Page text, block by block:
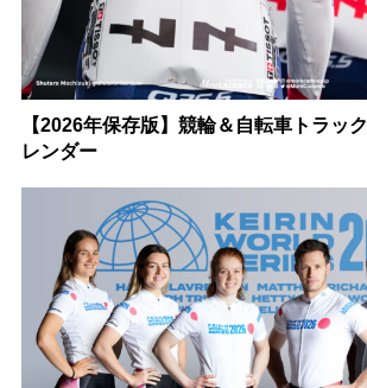
【2026年保存版】競輪＆自転車トラッ
レンダー